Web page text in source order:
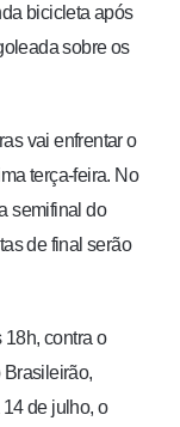
bicicleta após
sobre os
vai enfrentar o
terça-feira. No
semifinal do
de final serão
contra o
Brasileirão,
de julho, o